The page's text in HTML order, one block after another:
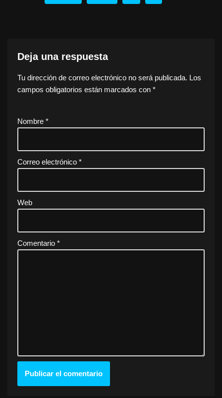
Deja una respuesta
Tu dirección de correo electrónico no será publicada. Los
campos obligatorios están marcados con *
Nombre *
Correo electrónico *
Web
Comentario *